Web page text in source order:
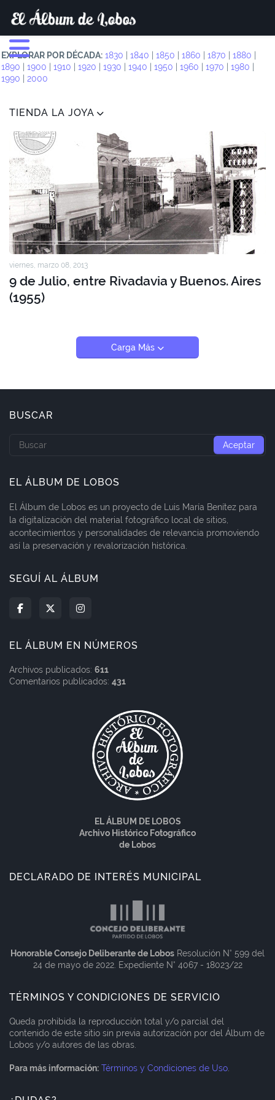
EXPLORAR POR DÉCADA: 1830 1840 1850 1860 1870 1880
1890
1900 1910 1920 1930 1940 1950 1960 1970 1980
1990
2000
TIENDA LA JOYA
viernes, marzo 08, 2013
9 de Julio, entre Rivadavia y Buenos. Aires
(1955)
Carga Más
BUSCAR
EL ÁLBUM DE LOBOS
El Álbum de Lobos es un proyecto de Luis María Benítez para
la digitalización del material fotográfico local de sitios,
acontecimientos y personalidades de relevancia promoviendo
así la preservación y revalorización histórica.
SEGUÍ AL ÁLBUM
EL ÁLBUM EN NÚMEROS
Archivos publicados: 611
Comentarios publicados: 431
EL ÁLBUM DE LOBOS
Archivo Histórico Fotográfico
de Lobos
DECLARADO DE INTERÉS MUNICIPAL
Honorable Consejo Deliberante de Lobos Resolución N° 599 del
24 de mayo de 2022. Expediente N° 4067 - 18023/22
TÉRMINOS Y CONDICIONES DE SERVICIO
Queda prohibida la reproducción total y/o parcial del
contenido de este sitio sin previa autorización por del Álbum de
Lobos y/o autores de las obras.
Para más información: Términos y Condiciones de Uso.